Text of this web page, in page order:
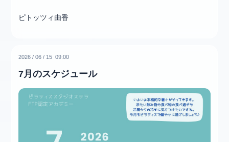
ピトッツィ由香
2026 /06 / 15 09:00
7月のスケジュール